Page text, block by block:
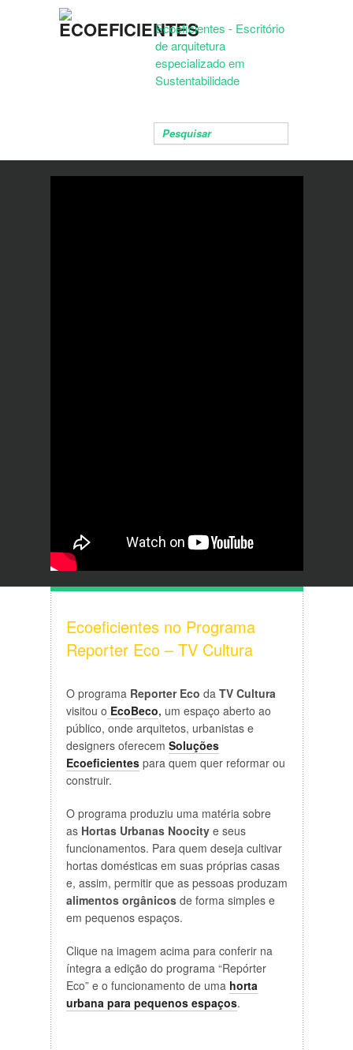
Ecoeficientes - Escritório
de arquitetura
especializado em
Sustentabilidade
Ecoeficientes no Programa
Reporter Eco – TV Cultura
O programa Reporter Eco da TV Cultura
visitou o EcoBeco, um espaço aberto ao
público, onde arquitetos, urbanistas e
designers oferecem Soluções
Ecoeficientespara quem quer reformar ou
construir.
O programa produziu uma matéria sobre
as Hortas Urbanas Noocity e seus
funcionamentos. Para quem deseja cultivar
hortas domésticas em suas próprias casas
e, assim, permitir que as pessoas produzam
alimentos orgânicosde forma simples e
em pequenos espaços.
Clique na imagem acima para conferir na
íntegra a edição do programa “Repórter
Eco” e o funcionamento de uma horta
urbana para pequenos espaços.